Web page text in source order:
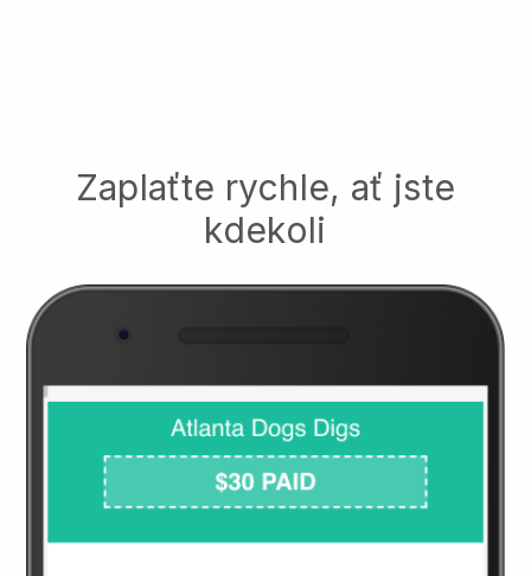
Zaplaťte rychle, ať jste
kdekoli